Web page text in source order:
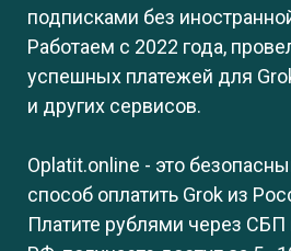
подписками без
Работаем с 2022 года,
успешных платежей для
и других сервисов.
Oplatit.online - это
способ оплатить Grok из
Платите рублями через